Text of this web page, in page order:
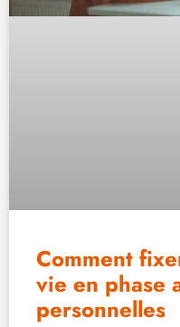
Comment
vie en phase
personnelles